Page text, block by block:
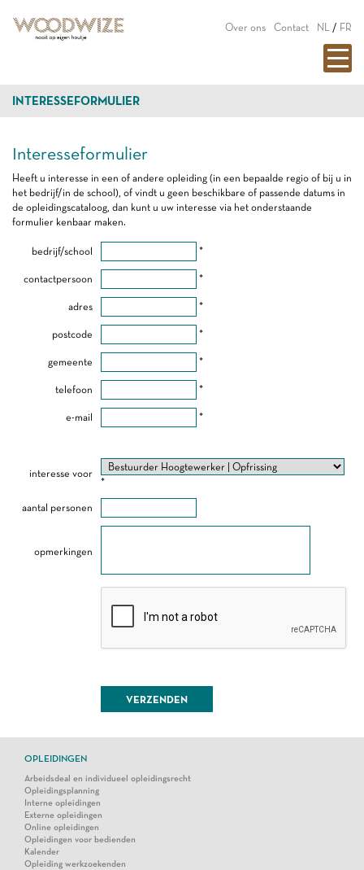
Over ons Contact NL / FR
INTERESSEFORMULIER
Interesseformulier
Heeft u interesse in een of andere opleiding (in een bepaalde regio of bij u in
het bedrijf/in de school), of vindt u geen beschikbare of passende datums in
de opleidingscataloog, dan kunt u uw interesse via het onderstaande
formulier kenbaar maken.
bedrijf/school *
contactpersoon *
adres *
postcode *
gemeente *
telefoon *
e-mail *
interesse voor
*
aantal personen
opmerkingen
OPLEIDINGEN
Arbeidsdeal en individueel opleidingsrecht
Opleidingsplanning
Interne opleidingen
Externe opleidingen
Online opleidingen
Opleidingen voor bedienden
Kalender
Opleiding werkzoekenden